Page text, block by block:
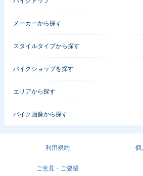
メーカーから探す
スタイルタイプから探す
バイクショップを探す
エリアから探す
バイク画像から探す
利用規約 個
ご意見・ご要望